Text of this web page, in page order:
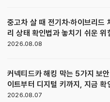
중고차 살 때 전기차·하이브리드
리 상태 확인법과 놓치기 쉬운 위
2026.08.08
커넥티드카 해킹 막는 5가지 보
이트부터 디지털 키까지, 지금 확
2026.08.07